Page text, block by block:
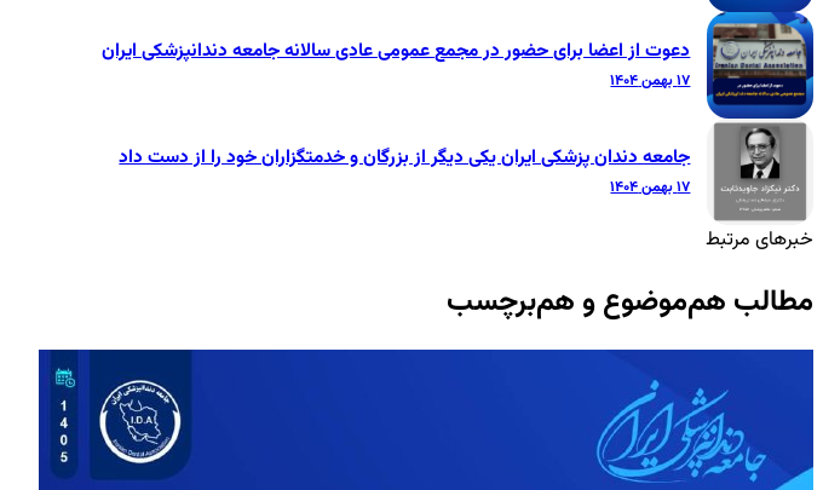
دعوت از اعضا برای حضور در مجمع عمومی عادی سالانه جامعه دندانپزشکی ایران
۱۷ بهمن ۱۴۰۴
جامعه دندان پزشکی ایران یکی دیگر از بزرگان و خدمتگزاران خود را از دست داد
۱۷ بهمن ۱۴۰۴
خبرهای مرتبط
مطالب هم‌موضوع و هم‌برچسب